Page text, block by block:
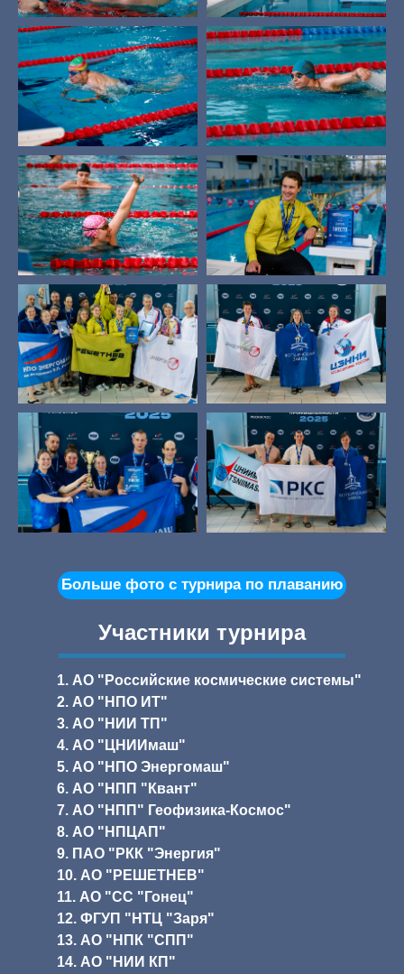
Больше фото с турнира по плаванию
1. АО "Российские космические системы"
2. АО "НПО ИТ"
3. АО "НИИ ТП"
4. АО "ЦНИИмаш"
5. АО "НПО Энергомаш"
6. АО "НПП "Квант"
7. АО "НПП" Геофизика-Космос"
8. АО "НПЦАП"
9. ПАО "РКК "Энергия"
10. АО "РЕШЕТНЕВ"
11. АО "СС "Гонец"
12. ФГУП "НТЦ "Заря"
13. АО "НПК "СПП"
14. АО "НИИ КП"
Участники турнира